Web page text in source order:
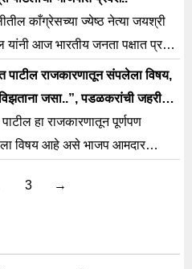
आपण माणुसकी, प्रेम, आणि
हरवून बसतो. ही घटना केवळ
नाही, तर प्रत्येक पालकांसाठी
समाजासाठी एक मोठा, गंभीर इशारा आहे
“अपेक्षा ठेवा, पण माणुसकी विसरू
सांगली […]
काँग्रेसच्या ज्येष्ठ नेत्या जयश्री
यांनी आज भारतीय जनता पक्षात प्रवेश
पाटील राजकारणातून संपलेला विषय,
विझताना जसा..”, पडळकरांची जहरी
हा राजकारणातून पूर्णपण
विषय आहे असे भाजप आमदार
3 →